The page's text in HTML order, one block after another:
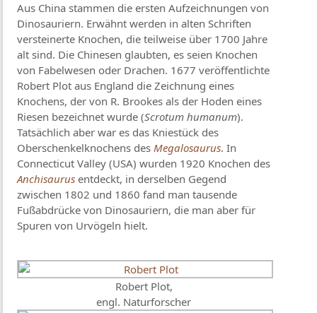
Aus China stammen die ersten Aufzeichnungen von
Dinosauriern. Erwähnt werden in alten Schriften
versteinerte Knochen, die teilweise über 1700 Jahre
alt sind. Die Chinesen glaubten, es seien Knochen
von Fabelwesen oder Drachen. 1677 veröffentlichte
Robert Plot aus England die Zeichnung eines
Knochens, der von R. Brookes als der Hoden eines
Riesen bezeichnet wurde (Scrotum humanum).
Tatsächlich aber war es das Kniestück des
Oberschenkelknochens desMegalosaurus. In
Connecticut Valley (USA) wurden 1920 Knochen des
Anchisaurus entdeckt, in derselben Gegend
zwischen 1802 und 1860 fand man tausende
Fußabdrücke von Dinosauriern, die man aber für
Spuren von Urvögeln hielt.
Robert Plot,
engl. Naturforscher